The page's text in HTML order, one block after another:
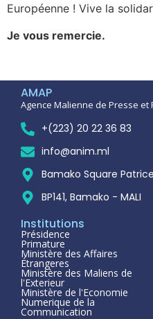
Européenne ! Vive la
Je vous remercie.
AMAP
Agence Malienne de Presse et
+(223) 20 22 36 83
info@anim.ml
Bamako Square Patrice
BP141, Bamako - MALI
Institutions
Présidence
Primature
Ministère des Affaires
Étrangeres
Ministère des Maliens de
l'Exterieur
Ministère de l'Economie
Numerique de la
Communication